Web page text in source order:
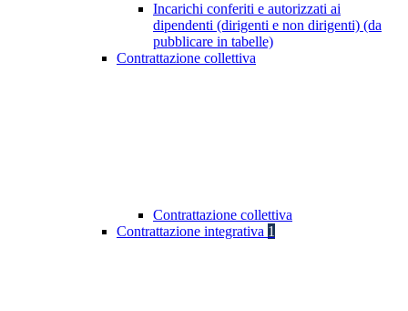
Incarichi conferiti e autorizzati ai
dipendenti (dirigenti e non dirigenti) (da
pubblicare in tabelle)
Contrattazione collettiva
Contrattazione collettiva
Contrattazione integrativa 1